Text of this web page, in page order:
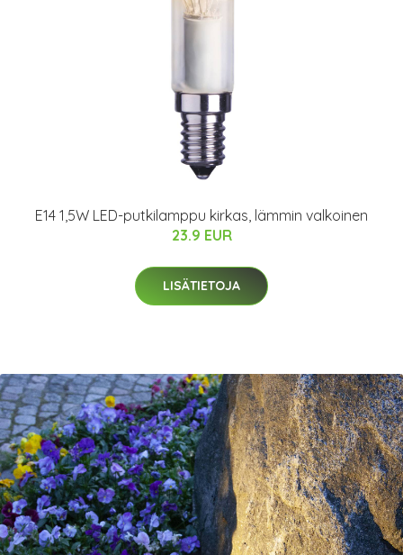
E14 1,5W LED-putkilamppu kirkas, lämmin valkoinen
23.9 EUR
LISÄTIETOJA